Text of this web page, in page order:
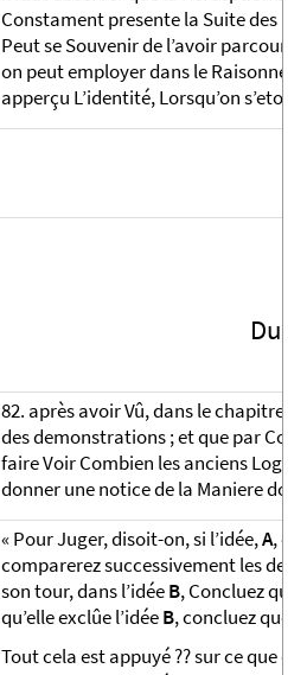
Constament presente la Suite des
Peut se Souvenir de l’avoir
on peut employer dans le
apperçu L’identité, Lorsqu’on
Du
82. après avoir Vû, dans le chapitre
des demonstrations ; et que par
faire Voir Combien les anciens
donner une notice de la Maniere
« Pour Juger, disoit-on, si l’idée,A,
comparerez successivement les
son tour, dans l’idéeB, Concluez que
qu’elle exclûe l’idéeB, concluez que
Tout cela est appuyé ?? sur ce que